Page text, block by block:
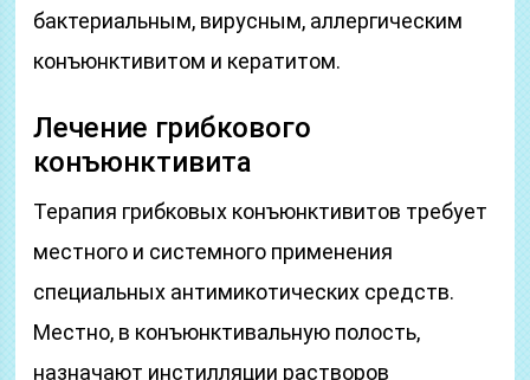
бактериальным, вирусным, аллергическим
конъюнктивитом и кератитом.
Лечение грибкового
конъюнктивита
Терапия грибковых конъюнктивитов требует
местного и системного применения
специальных антимикотических средств.
Местно, в конъюнктивальную полость,
назначают инстилляции растворов